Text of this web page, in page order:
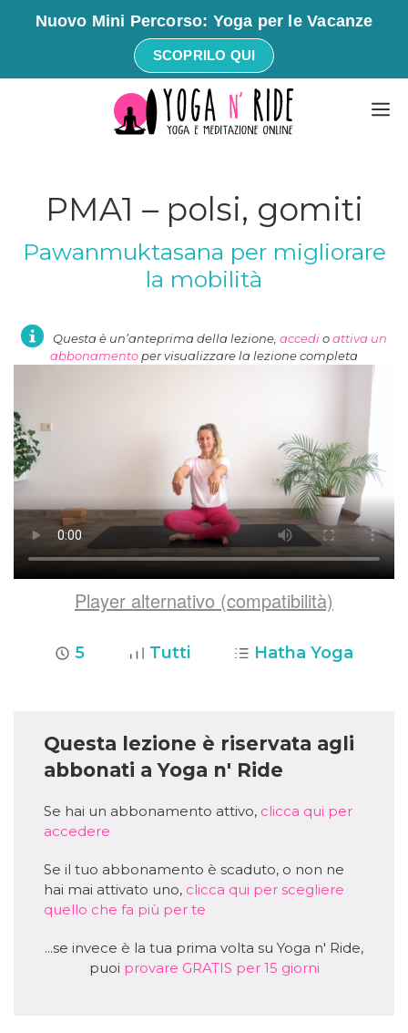
Nuovo Mini Percorso: Yoga per le Vacanze
SCOPRILO QUI
PMA1 – polsi, gomiti
Pawanmuktasana per migliorare
la mobilità
Questa è un’anteprima della lezione, accedioattiva un
abbonamento per visualizzare la lezione completa
Player alternativo (compatibilità)
5 Tutti Hatha Yoga
Questa lezione è riservata agli
abbonati a Yoga n' Ride
Se hai un abbonamento attivo, clicca qui per
accedere
Se il tuo abbonamento è scaduto, o non ne
hai mai attivato uno, clicca qui per scegliere
quello che fa più per te
...se invece è la tua prima volta su Yoga n' Ride,
puoi provare GRATIS per 15 giorni